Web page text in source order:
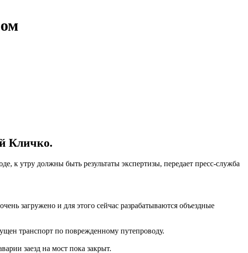
Кличко.
к утру должны быть результаты экспертизы, передает пресс-служба
загружено и для этого сейчас разрабатываются объездные
транспорт по поврежденному путепроводу.
заезд на мост пока закрыт.